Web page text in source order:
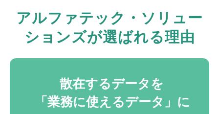
アルファテック・ソリュー
ションズが選ばれる理由